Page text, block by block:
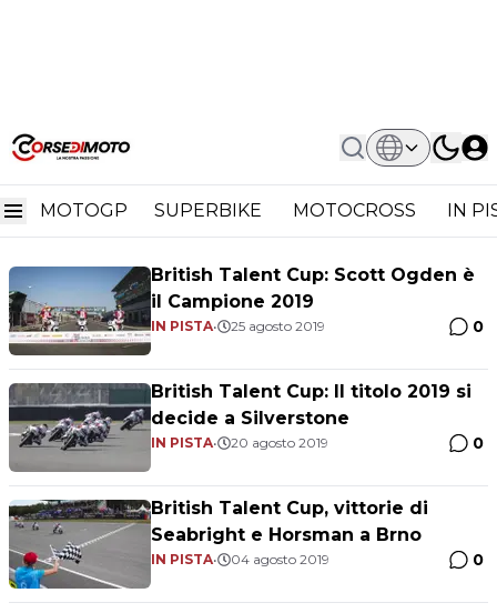
MOTOGP SUPERBIKE MOTOCROSS IN
Home Cameron Horsman
Cameron Horsman
British Talent Cup: Scott Ogden è
il Campione 2019
IN PISTA• 25 agosto 2019 0
British Talent Cup: Il titolo 2019 si
decide a Silverstone
IN PISTA• 20 agosto 2019 0
British Talent Cup, vittorie di
Seabright e Horsman a Brno
IN PISTA• 04 agosto 2019 0